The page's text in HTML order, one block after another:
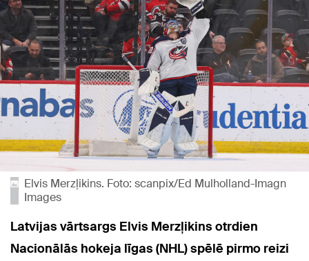
Elvis Merzļikins. Foto: scanpix/Ed Mulholland-Imagn
Images
Latvijas vārtsargs Elvis Merzļikins otrdien
Nacionālās hokeja līgas (NHL) spēlē pirmo reizi